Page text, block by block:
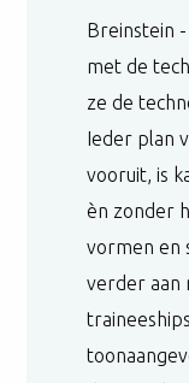
Breinstein
met de
ze de
Ieder plan
vooruit, is
èn zonder
vormen en
verder aan